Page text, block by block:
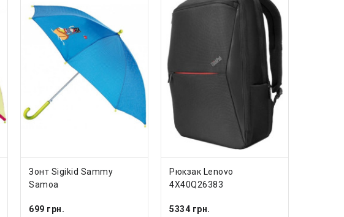
КУПИТЬ
Зонт Sigikid Sammy
Samoa
699 грн.
КУПИТЬ
Рюкзак Lenovo
4X40Q26383
5334 грн.